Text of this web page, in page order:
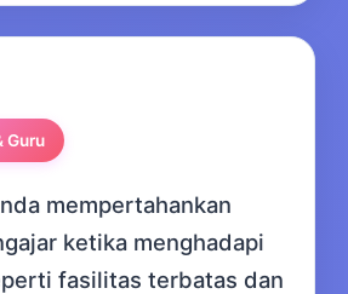
Guru
mempertahankan
ketika menghadapi
fasilitas terbatas dan